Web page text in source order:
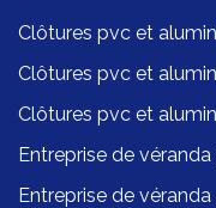
Clôtures pvc et
Clôtures pvc et
Clôtures pvc et
Entreprise de véranda
Entreprise de véranda